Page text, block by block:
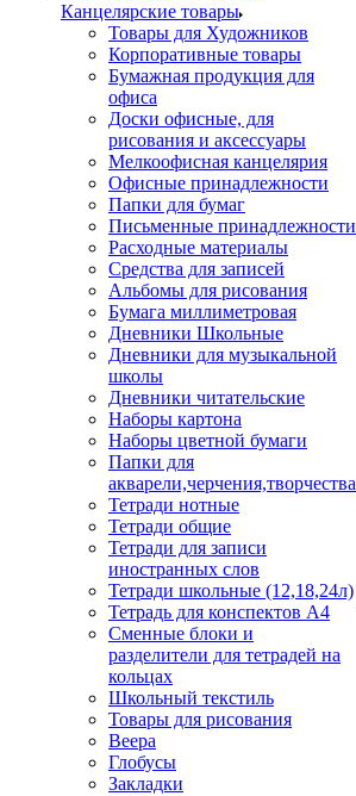
Канцелярские товары
Товары для Художников
Корпоративные товары
Бумажная продукция для
офиса
Доски офисные, для
рисования и аксессуары
Мелкоофисная канцелярия
Офисные принадлежности
Папки для бумаг
Письменные принадлежности
Расходные материалы
Средства для записей
Альбомы для рисования
Бумага миллиметровая
Дневники Школьные
Дневники для музыкальной
школы
Дневники читательские
Наборы картона
Наборы цветной бумаги
Папки для
акварели,черчения,творчества
Тетради нотные
Тетради общие
Тетради для записи
иностранных слов
Тетради школьные (12,18,24л)
Тетрадь для конспектов А4
Сменные блоки и
разделители для тетрадей на
кольцах
Школьный текстиль
Товары для рисования
Веера
Глобусы
Закладки